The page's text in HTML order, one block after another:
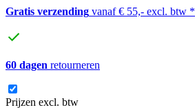
Gratis verzending vanaf € 55,- excl. btw *
60 dagen retourneren
Prijzen excl. btw